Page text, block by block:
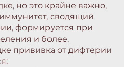
но это крайне важно,
сводящий
формируется при
и более.
прививка от дифтерии